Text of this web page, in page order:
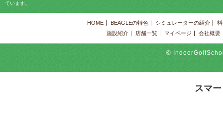
ています。
HOME BEAGLEの特色 シミュレーターの紹介
施設紹介
店舗一覧 マイページ 会社概要
©
スマ